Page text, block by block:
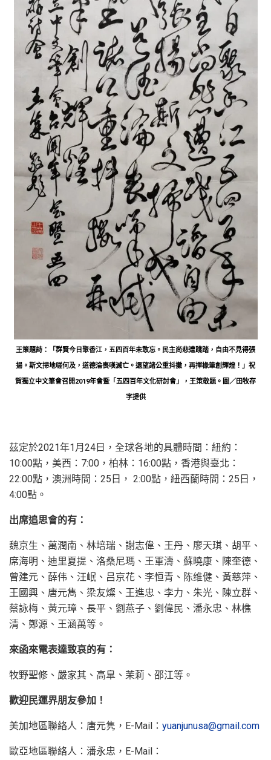
王策題詩：「群賢今日聚香江，五四百年未敢忘。民主尚悲遭踐踏，自由不見得張
揚。斯文掃地嗟何及，道德淪喪嘆滅亡。還望諸公重抖擻，再揮椽筆創輝煌！」祝
賀獨立中文筆會召開2019年會暨「五四百年文化研討會」，王策敬題。圖／田牧存
字提供
茲定於2021年1月24日，全球各地的具體時間：紐約：
10:00點，美西：7:00，柏林：16:00點，香港與臺北：
22:00點，澳洲時間：25日， 2:00點，紐西蘭時間：25日，
4:00點。
出席追思會的有：
魏京生、萬潤南、林培瑞、謝志偉、王丹、廖天琪、胡平、
席海明、迪里夏提、洛桑尼瑪、王軍濤、蘇曉康、陳奎德、
曾建元、薛伟、汪岷、吕京花、李恒青、陈维健、黃慈萍、
王國興、唐元雋、梁友燦、王進忠、李力、朱光、陳立群、
蔡詠梅、黃元璋、長平、劉燕子、劉偉民、潘永忠、林樵
清、鄭源、王涵萬等。
來函來電表達致哀的有：
牧野聖修、嚴家其、高臯、茉莉、邵江等。
歡迎民運界朋友參加！
美加地區聯絡人：唐元隽，E-Mail： yuanjunusa@gmail.com
歐亞地區聯絡人：潘永忠，E-Mail：